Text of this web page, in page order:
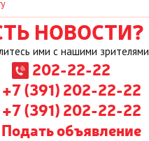
НОВОСТИ?
ими с нашими зрителями
202-22-22
+7 (391) 202-22-22
+7 (391) 202-22-22
Подать объявление